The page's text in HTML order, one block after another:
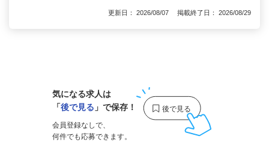
更新日： 2026/08/07 掲載終了日： 2026/08/29
気になる求人は
「後で見る 」で保存！
会員登録なしで、
何件でも応募できます。